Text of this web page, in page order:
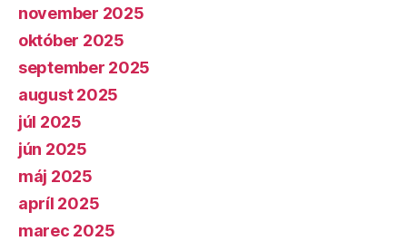
november 2025
október 2025
september 2025
august 2025
júl 2025
jún 2025
máj 2025
apríl 2025
marec 2025